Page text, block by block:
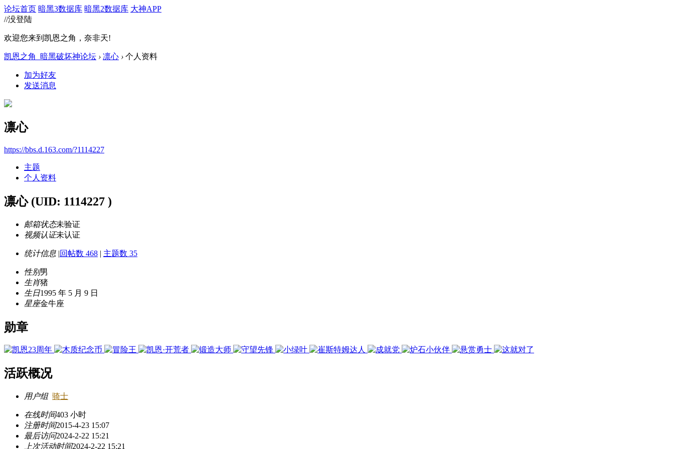
论坛首页 暗黑3数据库 暗黑2数据库 大神APP
//没登陆
欢迎您来到凯恩之角，奈非天!
凯恩之角_暗黑破坏神论坛 › 凛心 › 个人资料
加为好友
发送消息
凛心
https://bbs.d.163.com/?1114227
主题
个人资料
凛心 (UID: 1114227 )
邮箱状态未验证
视频认证未认证
统计信息 |回帖数 468 | 主题数 35
性别男
生肖猪
生日1995 年 5 月 9 日
星座金牛座
勋章
活跃概况
用户组 骑士
在线时间403 小时
注册时间2015-4-23 15:07
最后访问2024-2-22 15:21
上次活动时间2024-2-22 15:21